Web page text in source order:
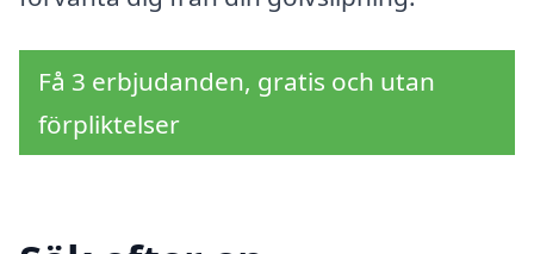
Få 3 erbjudanden, gratis och utan
förpliktelser